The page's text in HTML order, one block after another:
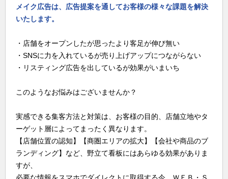
メイク広告は、広告提案を通してお客様の様々な課題を解決
いたします。
・店舗をオープンしたが思ったより客足が伸び無い
・SNSに力を入れているが売り上げアップにつながらない
・リスティング広告を出しているが効果がいまいち
このようなお悩みはございませんか？
実感できる集客方法と対策は、お客様の目的、店舗立地やタ
ーゲット層によってまったく異なります。
【店舗位置の認知】【商圏エリアの拡大】【会社や商品のブ
ランディング】など、野立て看板にはあらゆる効果がありま
すが、